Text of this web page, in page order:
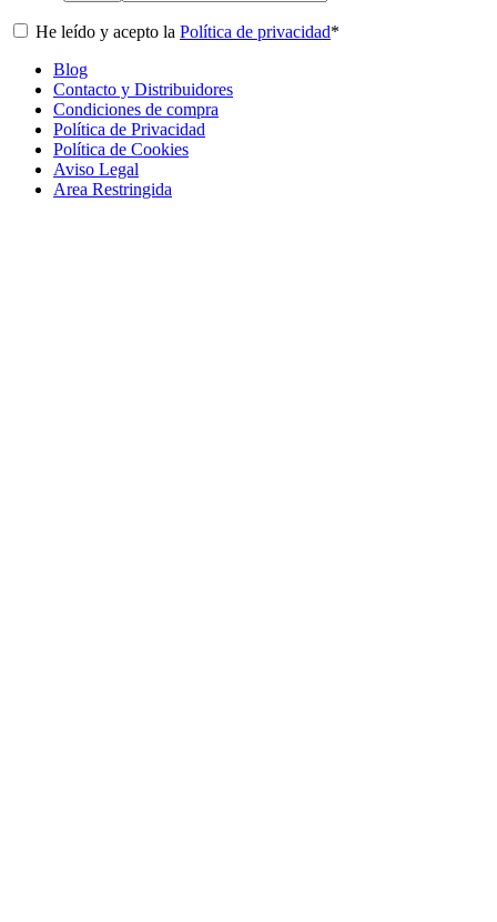
He leído y acepto la Política de privacidad*
Blog
Contacto y Distribuidores
Condiciones de compra
Política de Privacidad
Política de Cookies
Aviso Legal
Area Restringida